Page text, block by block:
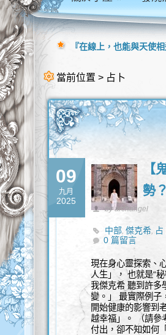
當前位置 > 占卜
09
九月
2025
【
勢
by archangel
中部,傑克希, 占
量,覺察,
0 篇留言
現在身心靈探索、
人生」， 也就是“
我傑克希 聽到許多
變。」 最實際例子
開始健康的影響到
越幸福」。 （請參
付出，卻不知如何
『在線上，也能與天使相